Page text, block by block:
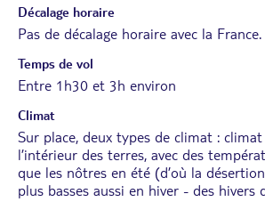
Décalage horaire
Pas de décalage horaire avec la France.
Temps de vol
Entre 1h30 et 3h environ
Climat
Sur place, deux types de climat :
l’intérieur des terres, avec des
que les nôtres en été (d’où la
plus basses aussi en hiver - des hivers